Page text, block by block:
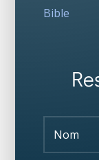
Bible